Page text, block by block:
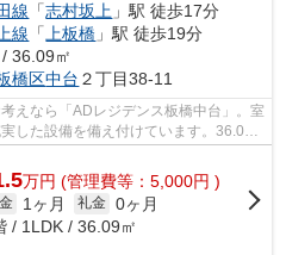
線 「志村坂上 」駅 徒歩17分
線 「 上板橋 」駅 徒歩19分
36.09㎡
橋区中台 ２丁目38-11
えなら「ADレジデンス板橋中台」。室
した設備を備え付けています。36.09
ニ...
万円 (管理費等：5,000円 )
1ヶ月 礼金 0ヶ月
/ 1LDK / 36.09㎡